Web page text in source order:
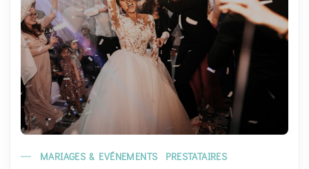
MARIAGES & EVÉNEMENTS PRESTATAIRES